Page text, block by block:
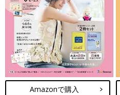
Amazonで購入